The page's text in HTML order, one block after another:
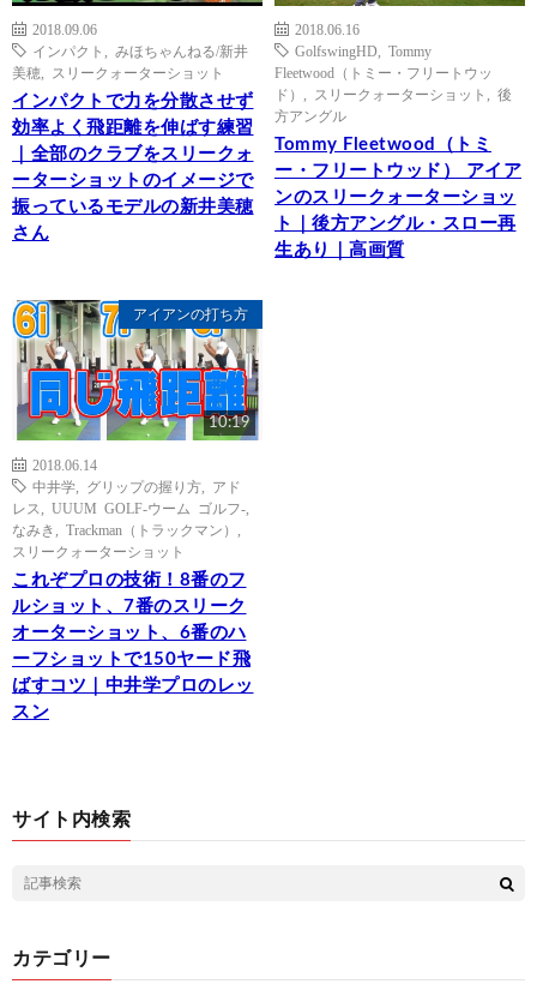
2018.09.06
インパクト
みほちゃんねる/新井
美穂
スリークォーターショット
インパクトで力を分散させず
効率よく飛距離を伸ばす練習
｜全部のクラブをスリークォ
ーターショットのイメージで
振っているモデルの新井美穂
さん
2018.06.16
GolfswingHD
Tommy
Fleetwood（トミー・フリートウッ
ド）
スリークォーターショット
後
方アングル
Tommy Fleetwood（トミ
ー・フリートウッド） アイア
ンのスリークォーターショッ
ト｜後方アングル・スロー再
生あり｜高画質
アイアンの打ち方
10:19
2018.06.14
中井学
グリップの握り方
アド
レス
UUUM GOLF-ウーム ゴルフ-
なみき
Trackman（トラックマン）
スリークォーターショット
これぞプロの技術！8番のフ
ルショット、7番のスリーク
オーターショット、6番のハ
ーフショットで150ヤード飛
ばすコツ｜中井学プロのレッ
スン
サイト内検索
カテゴリー